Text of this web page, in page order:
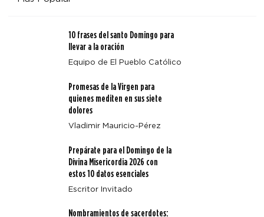
Arquidiócesis de Denver emite un aviso sobre Octavio
10 frases del santo Domingo para
llevar a la oración
Equipo de El Pueblo Católico
Promesas de la Virgen para
quienes mediten en sus siete
dolores
Vladimir Mauricio-Pérez
Prepárate para el Domingo de la
Divina Misericordia 2026 con
estos 10 datos esenciales
Escritor Invitado
Nombramientos de sacerdotes: